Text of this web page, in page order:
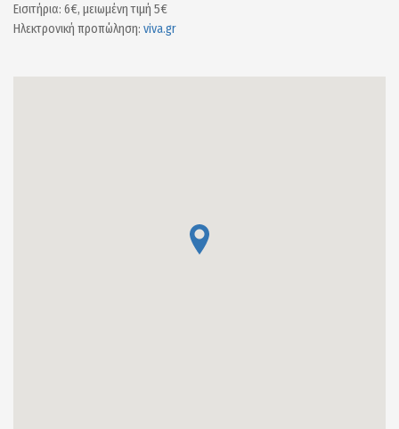
Εισιτήρια: 6€, μειωμένη τιμή 5€
Ηλεκτρονική προπώληση: viva.gr